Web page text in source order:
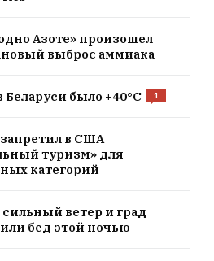
Азоте» произошел
выброс аммиака
Беларуси было +40°C 1
в США
туризм» для
категорий
ветер и град
бед этой ночью